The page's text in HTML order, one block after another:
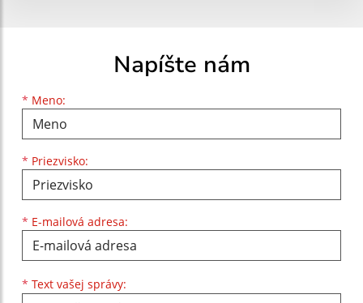
Napíšte nám
* Meno:
Meno
* Priezvisko:
Priezvisko
* E-mailová adresa:
E-mailová adresa
* Text vašej správy: